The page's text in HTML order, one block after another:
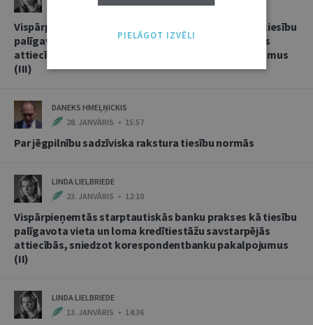
4. FEBRUĀRIS • 17:53
Vispārpieņemtās starptautiskās banku prakses kā tiesību
palīgavota vieta un loma kredītiestāžu savstarpējās
attiecībās, sniedzot korespondentbanku pakalpojumus
(III)
DANEKS HMEĻŅICKIS
28. JANVĀRIS • 15:57
Par jēgpilnību sadzīviska rakstura tiesību normās
LINDA LIELBRIEDE
23. JANVĀRIS • 12:10
Vispārpieņemtās starptautiskās banku prakses kā tiesību
palīgavota vieta un loma kredītiestāžu savstarpējās
attiecībās, sniedzot korespondentbanku pakalpojumus
(II)
LINDA LIELBRIEDE
13. JANVĀRIS • 14:36
PIELĀGOT IZVĒLI